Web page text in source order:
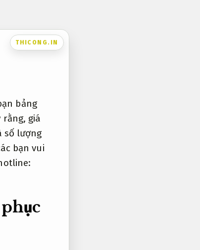
THICONG.IN
bảng
rằng, giá
số lượng
bạn vui